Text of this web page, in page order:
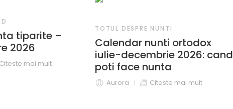
tiparite –
2026
Citeste mai mult
TOTUL DESPRE NUNTI
Calendar nunti ortodox
iulie-decembrie 2026: cand
poti face nunta
Aurora Citeste mai mult